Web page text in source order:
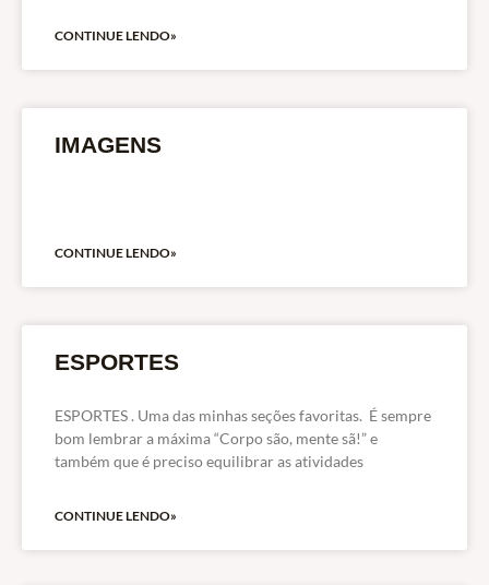
CONTINUE LENDO»
IMAGENS
CONTINUE LENDO»
ESPORTES
ESPORTES . Uma das minhas seções favoritas. É sempre
bom lembrar a máxima “Corpo são, mente sã!” e
também que é preciso equilibrar as atividades
CONTINUE LENDO»